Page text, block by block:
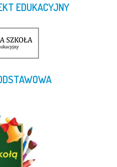
EDUKACYJNY